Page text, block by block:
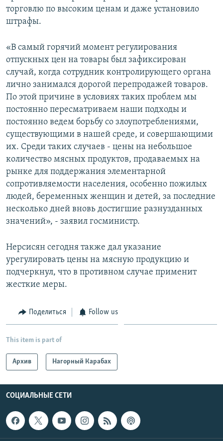
торговлю по высоким ценам и даже установило
штрафы.
«В самый горячий момент регулирования
отпускных цен на товары был зафиксирован
случай, когда сотрудник контролирующего органа
лично занимался дорогой перепродажей товаров.
По этой причине в условиях таких проблем мы
постоянно пересматриваем наши подходы и
постоянно ведем борьбу со злоупотреблениями,
существующими в нашей среде, и совершающими
их. Среди таких случаев - цены на небольшое
количество мясных продуктов, продаваемых на
рынке для поддержания элементарной
сопротивляемости населения, особенно пожилых
людей, беременных женщин и детей, за последние
несколько дней вновь достигшие разнузданных
значений», - заявил госминистр.
Нерсисян сегодня также дал указание
урегулировать цены на мясную продукцию и
подчеркнул, что в противном случае применит
жесткие меры.
Поделиться Follow us
This item is part of
Архив Нагорный Карабах
СОЦИАЛЬНЫЕ СЕТИ